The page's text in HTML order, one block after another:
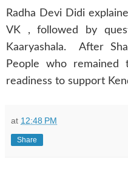
Radha Devi Didi
VK , followed by
Kaaryashala. After
People who
readiness to support
at 12:48 PM
Share